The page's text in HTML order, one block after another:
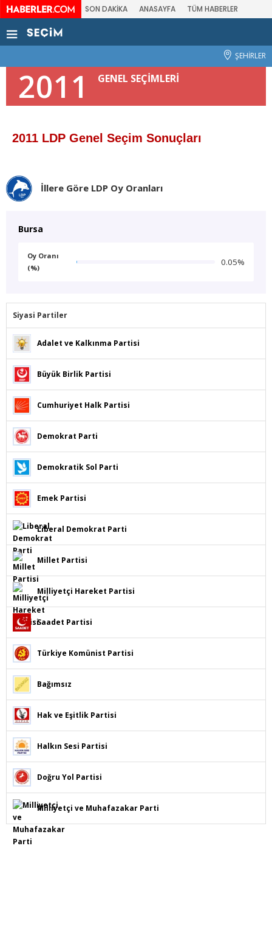
SON DAKİKA ANASAYFA TÜM HABERLER
ŞEHİRLER
2011 GENEL SEÇİMLERİ
2011 LDP Genel Seçim Sonuçları
İllere Göre LDP Oy Oranları
Bursa
Oy Oranı
(%)
0.05%
Siyasi Partiler
Adalet ve Kalkınma Partisi
Büyük Birlik Partisi
Cumhuriyet Halk Partisi
Demokrat Parti
Demokratik Sol Parti
Emek Partisi
Liberal Demokrat Parti
Millet Partisi
Milliyetçi Hareket Partisi
Saadet Partisi
Türkiye Komünist Partisi
Bağımsız
Hak ve Eşitlik Partisi
Halkın Sesi Partisi
Doğru Yol Partisi
Milliyetçi ve Muhafazakar Parti